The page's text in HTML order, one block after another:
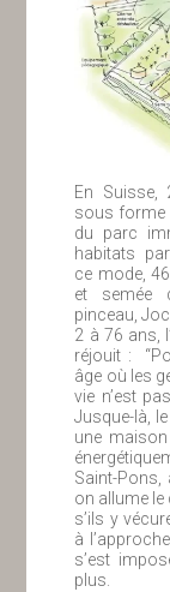
En Suisse,
sous forme
du parc
habitats
ce mode,
et semée
pinceau,
2 à 76 ans,
réjouit :
âge où les
vie n’est
Jusque-là,
une
Saint-Pons,
on allume
s’ils y
à
s’est
plus.